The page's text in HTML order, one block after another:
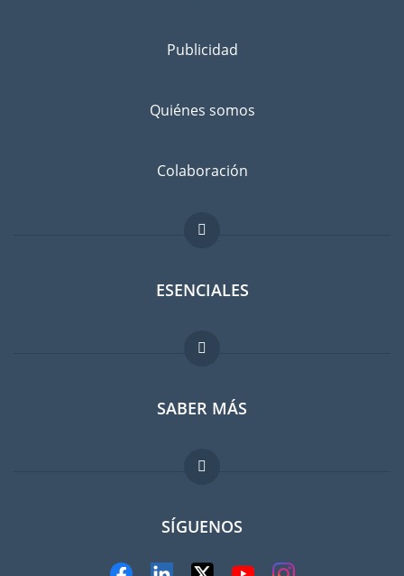
Separe los bienes que desea llevar a Perth de los que va a
de llevarlas con usted?
No existe el riesgo cero. Suscribir un seguro contra daños
Publicidad
Quiénes somos
Colaboración
ESENCIALES
Foro para expatriados
Guia para expatriados
Trabajos en el extranjero
SABER MÁS
FAQ
SÍGUENOS